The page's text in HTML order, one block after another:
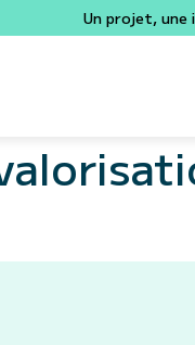
Un projet, une